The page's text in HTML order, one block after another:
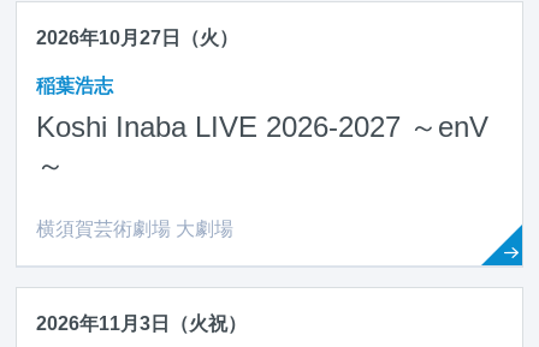
2026年10月27日（火）
稲葉浩志
Koshi Inaba LIVE 2026-2027 ～enV
～
横須賀芸術劇場 大劇場
2026年11月3日（火祝）